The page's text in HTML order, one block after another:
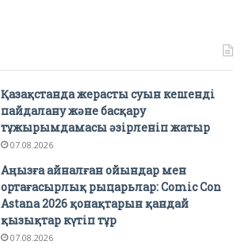
Қазақстанда жерасты суын кешенді
пайдалану және басқару
тұжырымдамасы әзірленіп жатыр
07.08.2026
Аңызға айналған ойындар мен
ортағасырлық рыцарьлар: Comic Con
Astana 2026 қонақтарын қандай
қызықтар күтіп тұр
07.08.2026